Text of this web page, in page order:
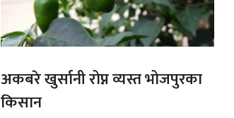
अकबरे खुर्सानी रोप्न व्यस्त भोजपुरका
किसान